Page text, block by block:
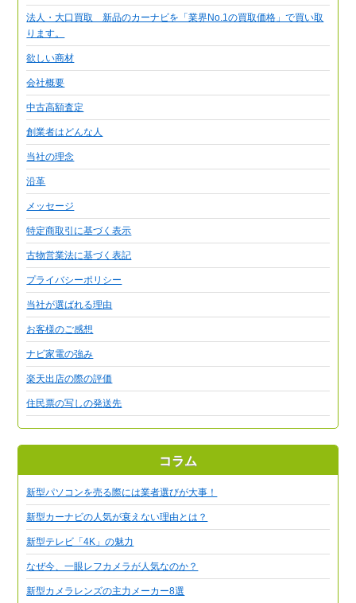
法人・大口買取 新品のカーナビを「業界No.1の買取価格」で買い取
ります。
欲しい商材
会社概要
中古高額査定
創業者はどんな人
当社の理念
沿革
メッセージ
特定商取引に基づく表示
古物営業法に基づく表記
プライバシーポリシー
当社が選ばれる理由
お客様のご感想
ナビ家電の強み
楽天出店の際の評価
住民票の写しの発送先
コラム
新型パソコンを売る際には業者選びが大事！
新型カーナビの人気が衰えない理由とは？
新型テレビ「4K」の魅力
なぜ今、一眼レフカメラが人気なのか？
新型カメラレンズの主力メーカー8選